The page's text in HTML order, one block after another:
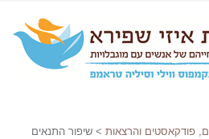
פודקאסטים והרצאות > שיפור התנאים